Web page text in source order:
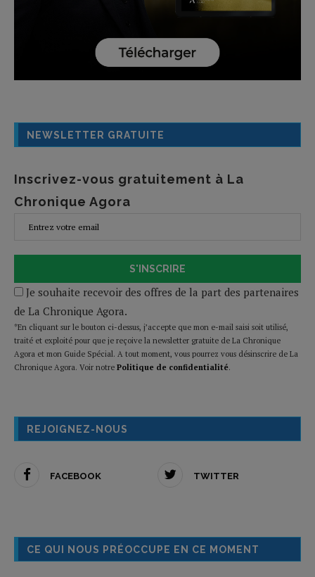
NEWSLETTER GRATUITE
Inscrivez-vous gratuitement à La
Chronique Agora
S'INSCRIRE
Je souhaite recevoir des offres de la part des partenaires
de La Chronique Agora.
*En cliquant sur le bouton ci-dessus, j’accepte que mon e-mail saisi soit utilisé,
traité et exploité pour que je reçoive la newsletter gratuite de La Chronique
Agora et mon Guide Spécial. A tout moment, vous pourrez vous désinscrire de La
Chronique Agora. Voir notre Politique de confidentialité.
REJOIGNEZ-NOUS
FACEBOOK TWITTER
CE QUI NOUS PRÉOCCUPE EN CE MOMENT